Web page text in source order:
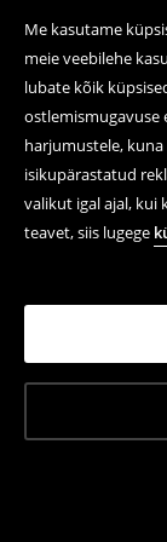
Me kasutame
meie veebilehe
lubate kõik
ostlemismugavuse
harjumustele,
isikupärastatud
valikut igal ajal, kui
teavet, siis lugege
-57%
9,99 EUR